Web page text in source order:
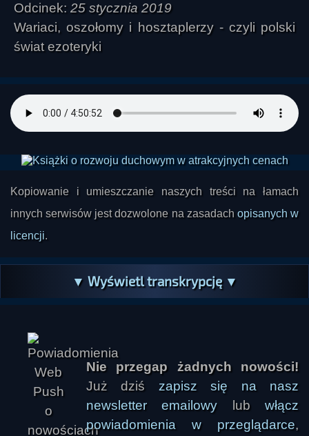
Odcinek: 25 stycznia 2019
Wariaci, oszołomy i hosztaplerzy - czyli polski
świat ezoteryki
Kopiowanie i umieszczanie naszych treści na łamach
innych serwisów jest dozwolone na zasadach opisanych w
licencji.
▼ Wyświetl transkrypcję ▼
Nie przegap żadnych nowości!
Już dziś zapisz się na nasz
newsletter emailowy lubwłącz
powiadomienia w przeglądarce,